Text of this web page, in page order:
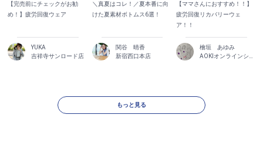
【完売前にチェックがお勧
め！】疲労回復ウェア
YUKA
吉祥寺サンロード店
＼真夏はコレ！／夏本番に向
けた夏素材ボトムス6選！
関谷 晴香
新宿西口本店
【ママさんにおすすめ！！】
疲労回復リカバリーウェ
ア！！
檜垣 あゆみ
AOKIオンラインショップ
もっと見る